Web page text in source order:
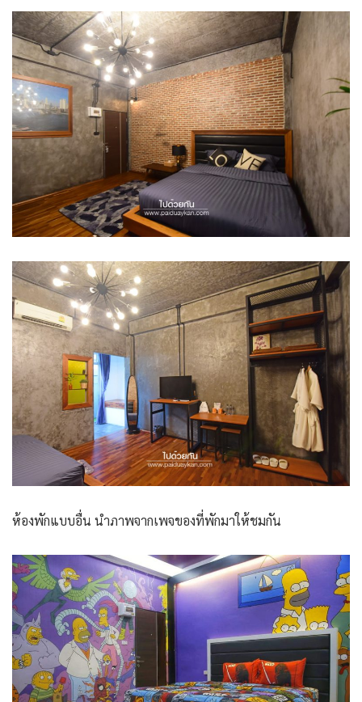
ห้องพักแบบอื่น นำภาพจากเพจของที่พักมาให้ชมกัน